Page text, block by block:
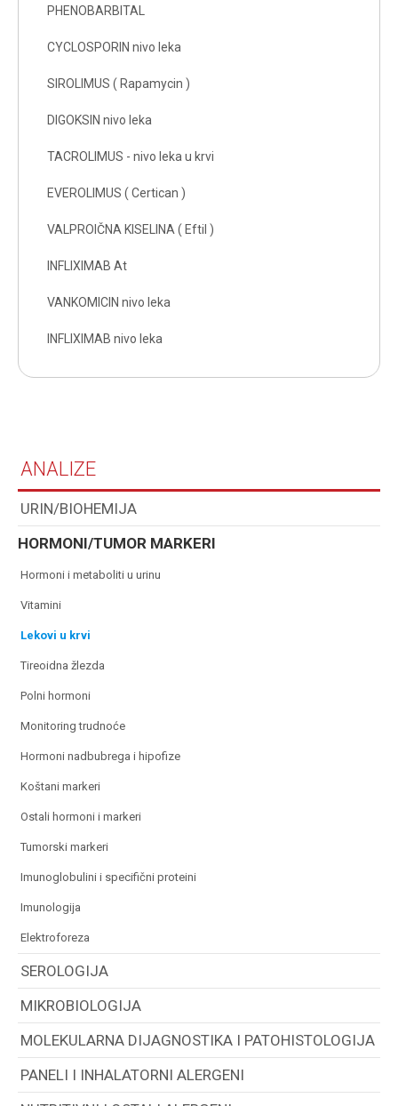
PHENOBARBITAL
CYCLOSPORIN nivo leka
SIROLIMUS ( Rapamycin )
DIGOKSIN nivo leka
TACROLIMUS - nivo leka u krvi
EVEROLIMUS ( Certican )
VALPROIČNA KISELINA ( Eftil )
INFLIXIMAB At
VANKOMICIN nivo leka
INFLIXIMAB nivo leka
ANALIZE
URIN/BIOHEMIJA
HORMONI/TUMOR MARKERI
hormoni i metaboliti u urinu
vitamini
lekovi u krvi
tireoidna žlezda
polni hormoni
monitoring trudnoće
hormoni nadbubrega i hipofize
koštani markeri
ostali hormoni i markeri
tumorski markeri
imunoglobulini i specifični proteini
imunologija
elektroforeza
SEROLOGIJA
MIKROBIOLOGIJA
MOLEKULARNA DIJAGNOSTIKA I PATOHISTOLOGIJA
PANELI I INHALATORNI ALERGENI